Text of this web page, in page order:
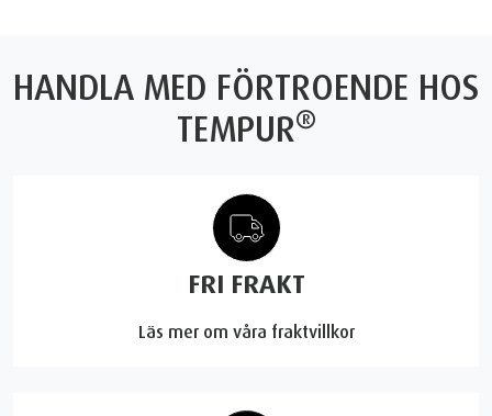
HANDLA MED FÖRTROENDE HOS
TEMPUR®
FRI FRAKT
Läs mer om våra fraktvillkor